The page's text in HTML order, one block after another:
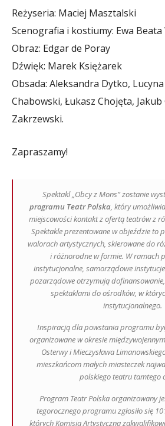
Reżyseria: Maciej Masztalski
Scenografia i kostiumy: Ewa Beata
Obraz: Edgar de Poray
Dźwięk: Marek Księżarek
Obsada: Aleksandra Dytko,
Chabowski, Łukasz Chojęta,
Zakrzewski.
Zapraszamy!
Spektakl „Obcy z Mons” zostanie
programu Teatr Polska, który
miejscowości kontakt z ofertą teatrów z
Spektakle prezentowane w objeździe to
walorach artystycznych, skierowane do
i różnorodne w formie. W ramach
instytucjonalne, samorządowe
pozarządowe otrzymują
spektaklami do ośrodków, w
instytucjonalnego.
Inspiracją dla powstania programu
organizowane w okresie
Osterwy i Mieczysława
mieszkańcom małych miasteczek
polskiego teatru tamtego
Program Teatr Polska organizowany
tegorocznego programu zgłosiło się
których Komisja Artystyczna